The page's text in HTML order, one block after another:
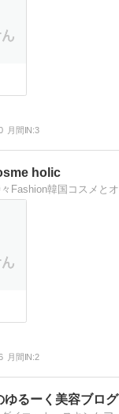
月間IN:3
holic
月間IN:2
ゆるーく美容ブログ